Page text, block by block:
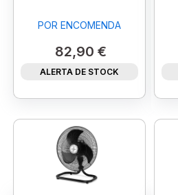
POR ENCOMENDA
82,90 €
ALERTA DE STOCK